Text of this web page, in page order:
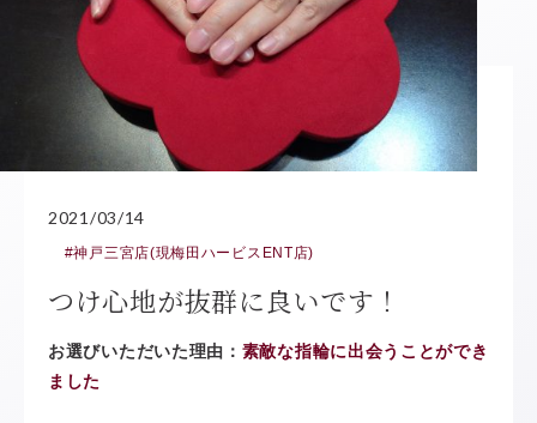
2021/03/14
#神戸三宮店(現梅田ハービスENT店)
つけ心地が抜群に良いです！
お選びいただいた理由： 素敵な指輪に出会うことができ
ました